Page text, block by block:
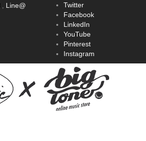
Line@
Twitter
Facebook
LinkedIn
YouTube
Pinterest
Instagram